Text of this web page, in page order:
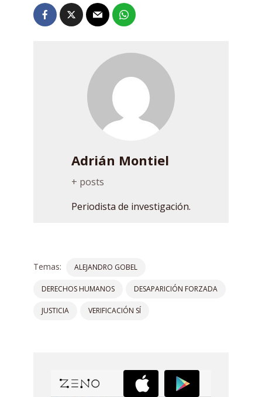
Adrián Montiel
+ posts
Periodista de investigación.
Temas: ALEJANDRO GOBEL
DERECHOS HUMANOS DESAPARICIÓN FORZADA
JUSTICIA VERIFICACIÓN SÍ